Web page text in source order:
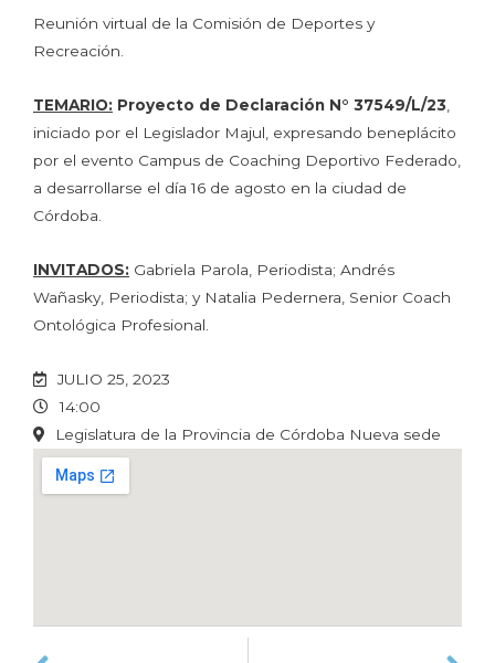
Reunión virtual de la Comisión de Deportes y
Recreación.
TEMARIO: Proyecto de Declaración N° 37549/L/23
iniciado por el Legislador Majul, expresando beneplácito
por el evento Campus de Coaching Deportivo Federado,
a desarrollarse el día 16 de agosto en la ciudad de
Córdoba.
INVITADOS: Gabriela Parola, Periodista; Andrés
Wañasky, Periodista; y Natalia Pedernera, Senior Coach
Ontológica Profesional.
JULIO 25, 2023
14:00
Legislatura de la Provincia de Córdoba Nueva sede